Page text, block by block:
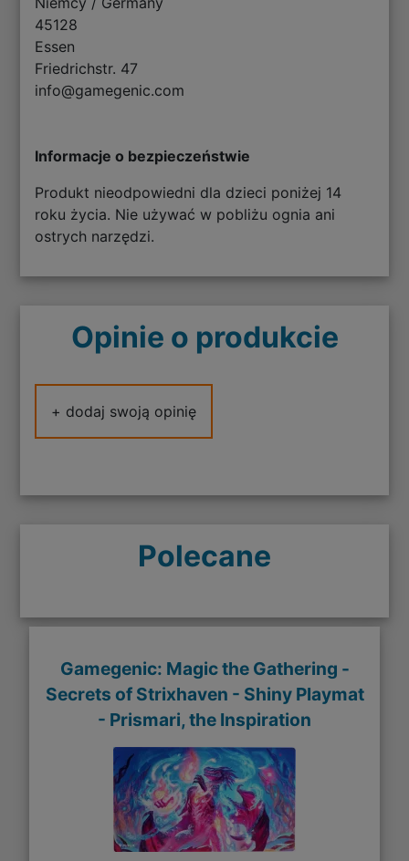
45128
Essen
Friedrichstr. 47
info@gamegenic.com
Informacje o bezpieczeństwie
Produkt nieodpowiedni dla dzieci poniżej 14
roku życia. Nie używać w pobliżu ognia ani
ostrych narzędzi.
Opinie o produkcie
+ dodaj swoją opinię
Polecane
Gamegenic: Magic the Gathering -
Secrets of Strixhaven - Shiny Playmat
- Prismari, the Inspiration